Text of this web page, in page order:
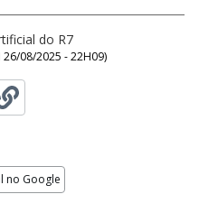
do R7
26/08/2025 - 22H09)
no Google